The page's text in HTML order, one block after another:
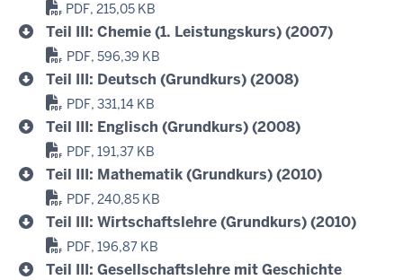
PDF, 215,05 KB
Teil III: Chemie (1. Leistungskurs) (2007)
PDF, 596,39 KB
Teil III: Deutsch (Grundkurs) (2008)
PDF, 331,14 KB
Teil III: Englisch (Grundkurs) (2008)
PDF, 191,37 KB
Teil III: Mathematik (Grundkurs) (2010)
PDF, 240,85 KB
Teil III: Wirtschaftslehre (Grundkurs) (2010)
PDF, 196,87 KB
Teil III: Gesellschaftslehre mit Geschichte